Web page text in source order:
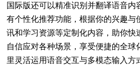
国际版还可以精准识别并翻译语音内
有个性化推荐功能，根据你的兴趣与
讯和学习资源等定制化内容，助你快
自信应对各种场景，享受便捷的全球
里灵活运用语音交互与多模态输入方